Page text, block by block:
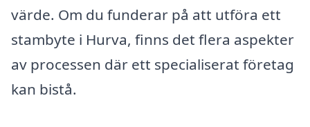
värde. Om du funderar på att utföra ett
stambyte i Hurva, finns det flera aspekter
av processen där ett specialiserat företag
kan bistå.